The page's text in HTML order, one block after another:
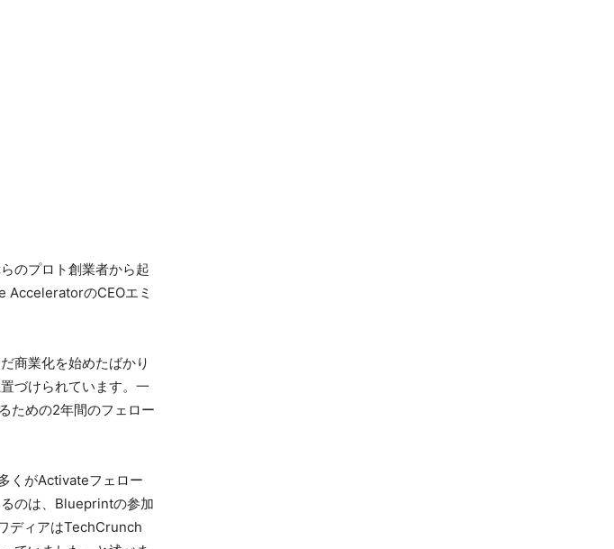
のプロト創業者から起
AcceleratorのCEOエミ
商業化を始めたばかり
づけられています。一
ための2年間のフェロー
くがActivateフェロー
のは、Blueprintの参加
ディアはTechCrunch